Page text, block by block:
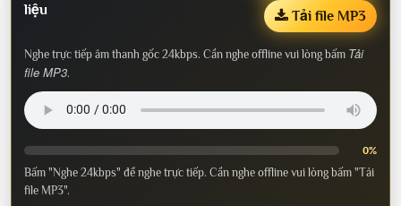
liệu
Tải file MP3
Nghe trực tiếp âm thanh gốc 24kbps. Cần nghe offline vui lòng bấm Tải
file MP3.
0%
Bấm "Nghe 24kbps" để nghe trực tiếp. Cần nghe offline vui lòng bấm "Tải
file MP3".